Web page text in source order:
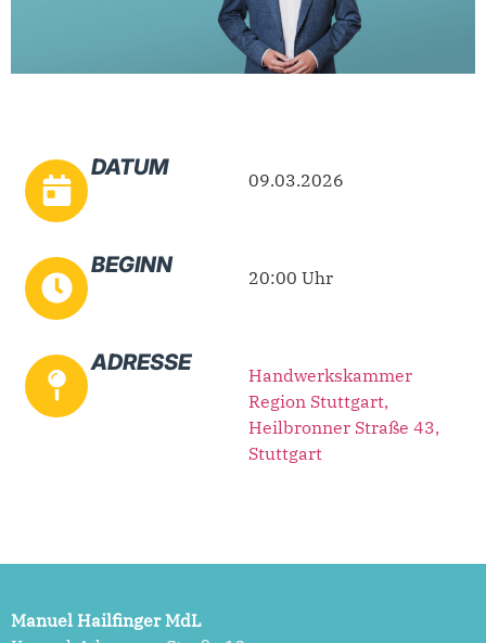
DATUM 09.03.2026
BEGINN 20:00 Uhr
ADRESSE
Handwerkskammer
Region Stuttgart,
Heilbronner Straße 43,
Stuttgart
Manuel Hailfinger MdL